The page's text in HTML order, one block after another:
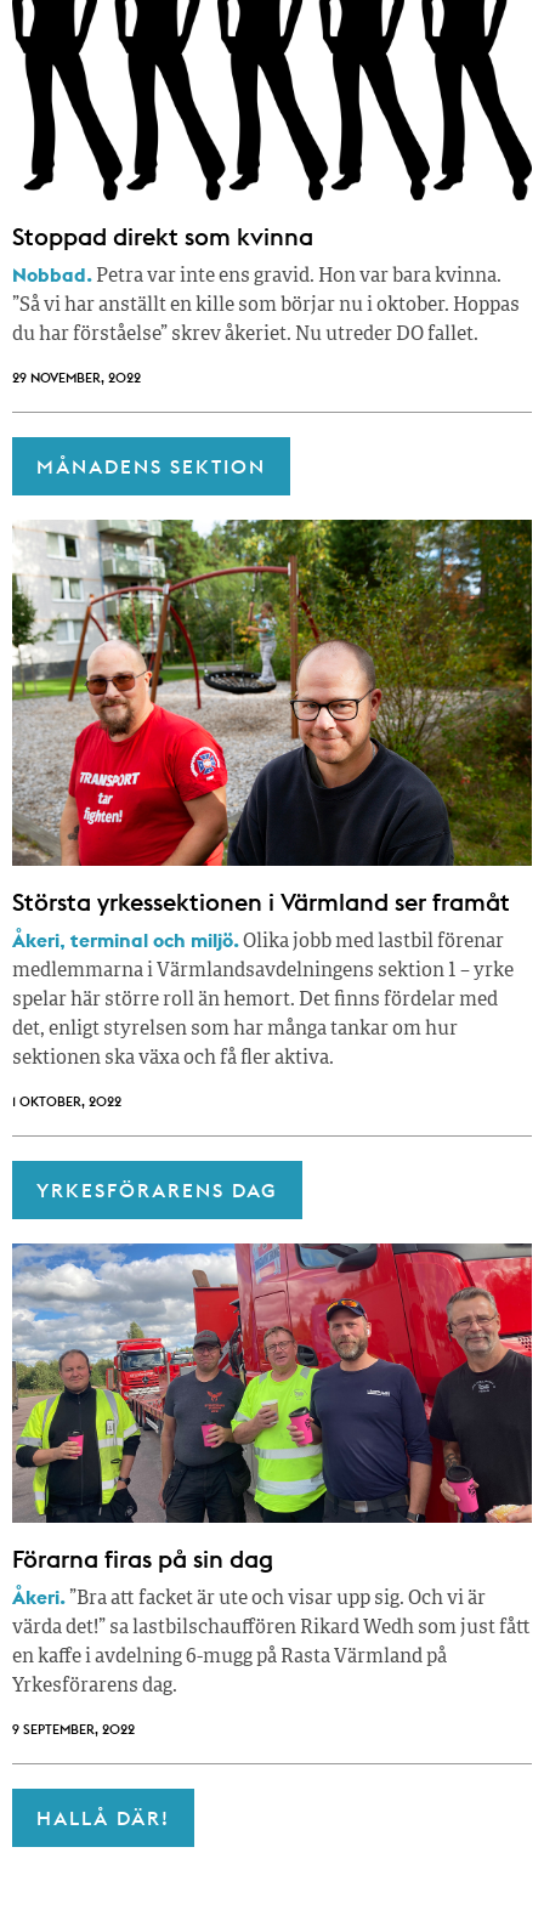
Stoppad direkt som kvinna
Nobbad. Petra var inte ens gravid. Hon var bara kvinna.
”Så vi har anställt en kille som börjar nu i oktober. Hoppas
du har förståelse” skrev åkeriet. Nu utreder DO fallet.
29 NOVEMBER, 2022
MÅNADENS SEKTION
Största yrkessektionen i Värmland ser framåt
Åkeri, terminal och miljö.Olika jobb med lastbil förenar
medlemmarna i Värmlandsavdelningens sektion 1 – yrke
spelar här större roll än hemort. Det finns fördelar med
det, enligt styrelsen som har många tankar om hur
sektionen ska växa och få fler aktiva.
1 OKTOBER, 2022
YRKESFÖRARENS DAG
Förarna firas på sin dag
Åkeri. ”Bra att facket är ute och visar upp sig. Och vi är
värda det!” sa lastbilschauffören Rikard Wedh som just fått
en kaffe i avdelning 6-mugg på Rasta Värmland på
Yrkesförarens dag.
9 SEPTEMBER, 2022
HALLÅ DÄR!